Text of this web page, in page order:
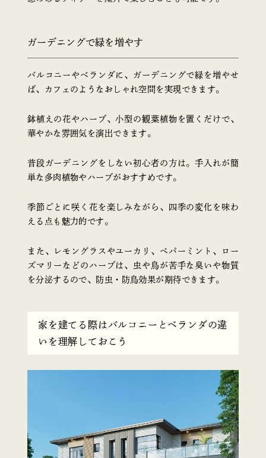
ガーデニングで緑を増やす
バルコニーやベランダに、ガーデニングで緑を増やせ
ば、カフェのようなおしゃれ空間を実現できます。
鉢植えの花やハーブ、小型の観葉植物を置くだけで、
華やかな雰囲気を演出できます。
普段ガーデニングをしない初心者の方は。手入れが簡
単な多肉植物やハーブがおすすめです。
季節ごとに咲く花を楽しみながら、四季の変化を味わ
える点も魅力的です。
また、レモングラスやユーカリ、ペパーミント、ロー
ズマリーなどのハーブは、虫や鳥が苦手な臭いや物質
を分泌するので、防虫・防鳥効果が期待できます。
家を建てる際はバルコニーとベランダの違
いを理解しておこう